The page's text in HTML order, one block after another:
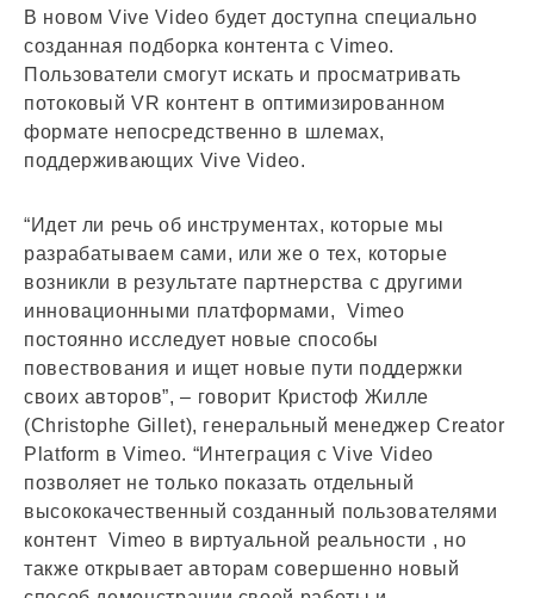
В новом Vive Video будет доступна специально
созданная подборка контента с Vimeo.
Пользователи смогут искать и просматривать
потоковый VR контент в оптимизированном
формате непосредственно в шлемах,
поддерживающих Vive Video.
“Идет ли речь об инструментах, которые мы
разрабатываем сами, или же о тех, которые
возникли в результате партнерства с другими
инновационными платформами, Vimeo
постоянно исследует новые способы
повествования и ищет новые пути поддержки
своих авторов”, ­– говорит Кристоф Жилле
(Christophe Gillet), генеральный менеджер Creator
Platform в Vimeo. “Интеграция с Vive Video
позволяет не только показать отдельный
высококачественный созданный пользователями
контент Vimeo в виртуальной реальности , но
также открывает авторам совершенно новый